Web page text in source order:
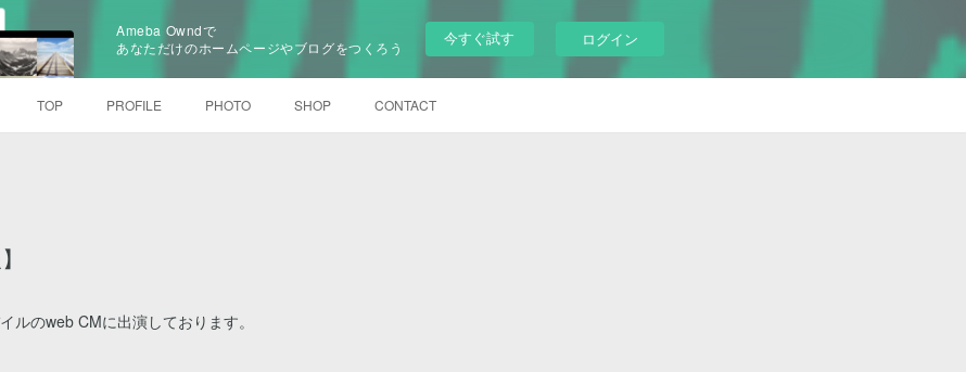
Ameba Owndで
あなただけのホームページやブログをつくろう
今すぐ試す ログイン
TOP PROFILE PHOTO SHOP CONTACT
ルのweb CMに出演しております。